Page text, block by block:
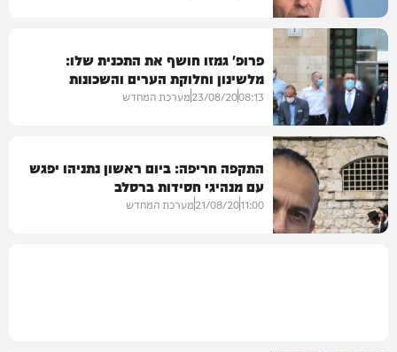
בריאות
פרופ' גמזו חושף את התכנית שלו:
מלשינון וחלוקת הערים והשכונות
לצבעים
08:13
23/08/20מערכת המחדש
התקפה חריפה: ביום ראשון נתניהו יפגש
עם מנהיגי חסידות ברסלב
11:00
21/08/20מערכת המחדש